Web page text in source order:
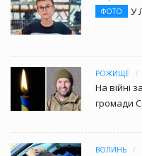
ФОТО
У
РОЖИЩЕ
На війні
громади
ВОЛИНЬ